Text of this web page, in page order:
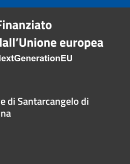
di Santarcangelo di